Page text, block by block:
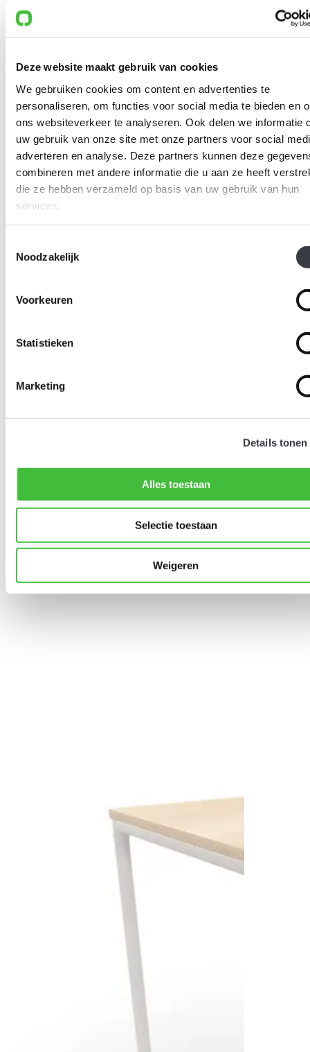
Deze website maakt gebruik van cookies
We gebruiken cookies om content en advertenties te
personaliseren, om functies voor social media te bieden en
ons websiteverkeer te analyseren. Ook delen we informatie
uw gebruik van onze site met onze partners voor social
adverteren en analyse. Deze partners kunnen deze
combineren met andere informatie die u aan ze heeft
die ze hebben verzameld op basis van uw gebruik van hun
services.
Noodzakelijk
Voorkeuren
Statistieken
Marketing
Details tonen
Alles toestaan
Selectie toestaan
Weigeren
Heb je een vraag of wil je advies?
Ons team van adviseurs helpt je graag persoonlijk verder met een
advies op maat!
Neem contact op
Productselectie
Vergelijkbare producten